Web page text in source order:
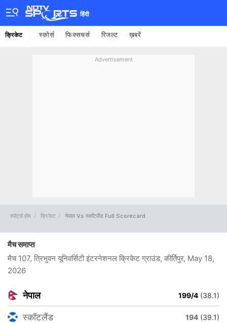
हिंदी
क्रिकेट स्कोर्स फिक्सचर्स रिजल्ट ख़बरें
Advertisement
स्पोर्ट्स होम क्रिकेट नेपाल Vs स्कॉटलैंड Full Scorecard
मैच समाप्त
मैच 107, त्रिभुवन यूनिवर्सिटी इंटरनेशनल क्रिकेट ग्राउंड, कीर्तिपुर, May 18,
2026
नेपाल 199/4 (38.1)
स्कॉटलैंड 194 (39.1)